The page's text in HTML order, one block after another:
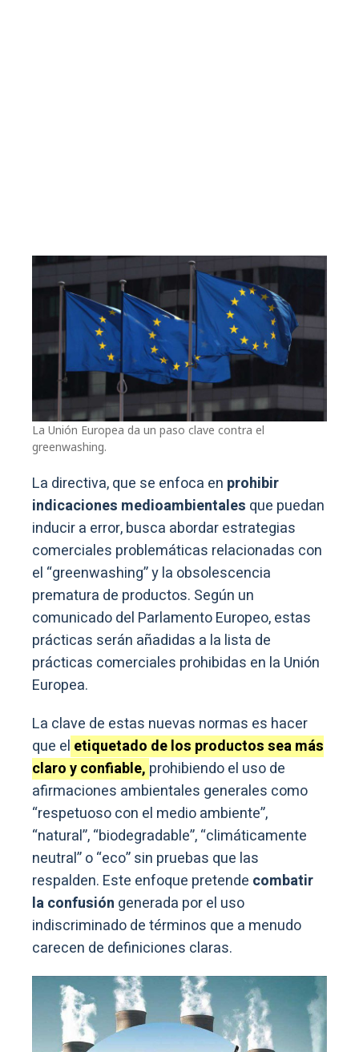
La Unión Europea da un paso clave contra el
greenwashing.
La directiva, que se enfoca en prohibir
indicaciones medioambientales que puedan
inducir a error, busca abordar estrategias
comerciales problemáticas relacionadas con
el “greenwashing” y la obsolescencia
prematura de productos. Según un
comunicado del Parlamento Europeo, estas
prácticas serán añadidas a la lista de
prácticas comerciales prohibidas en la Unión
Europea.
La clave de estas nuevas normas es hacer
que el etiquetado de los productos sea más
claro y confiable, prohibiendo el uso de
afirmaciones ambientales generales como
“respetuoso con el medio ambiente”,
“natural”, “biodegradable”, “climáticamente
neutral” o “eco” sin pruebas que las
respalden. Este enfoque pretende combatir
la confusión generada por el uso
indiscriminado de términos que a menudo
carecen de definiciones claras.